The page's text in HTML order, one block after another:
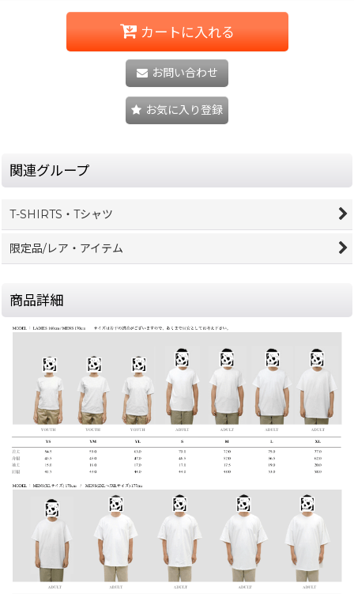
カートに入れる
お問い合わせ
お気に入り登録
関連グループ
T-SHIRTS・Tシャツ
限定品/レア・アイテム
商品詳細